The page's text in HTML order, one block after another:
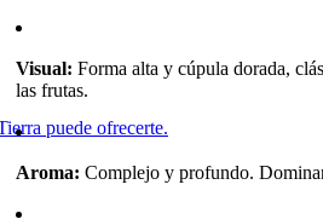
puede ofrecerte.
Visual: Forma alta y cúpula dorada,
las frutas.
Aroma: Complejo y profundo.